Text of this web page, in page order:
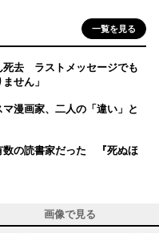
一覧を見る
死去 ラストメッセージでも
せん」
漫画家、二人の「違い」と
数の読書家だった 『死ぬほ
画像で見る